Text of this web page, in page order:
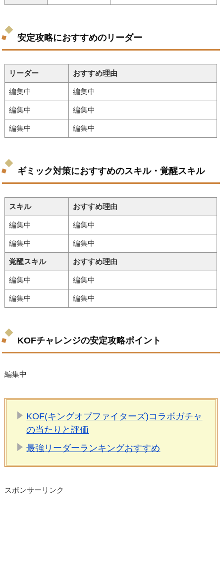
安定攻略におすすめのリーダー
リーダー おすすめ理由
編集中 編集中
編集中 編集中
編集中 編集中
ギミック対策におすすめのスキル・覚醒スキル
スキル おすすめ理由
編集中 編集中
編集中 編集中
覚醒スキル おすすめ理由
編集中 編集中
編集中 編集中
KOFチャレンジの安定攻略ポイント
編集中
KOF(キングオブファイターズ)コラボガチャ
の当たりと評価
最強リーダーランキングおすすめ
スポンサーリンク